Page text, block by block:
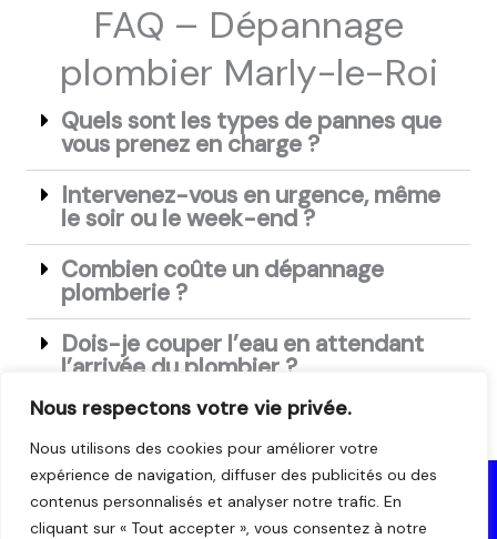
Nous respectons votre vie privée.
Nous utilisons des cookies pour améliorer votre
expérience de navigation, diffuser des publicités ou des
contenus personnalisés et analyser notre trafic. En
cliquant sur « Tout accepter », vous consentez à notre
FAQ – Dépannage
plombier Marly-le-Roi
Quels sont les types de pannes que
vous prenez en charge ?
Intervenez-vous en urgence, même
le soir ou le week-end ?
Combien coûte un dépannage
plomberie ?
Dois-je couper l’eau en attendant
l’arrivée du plombier ?
Mentions Légales